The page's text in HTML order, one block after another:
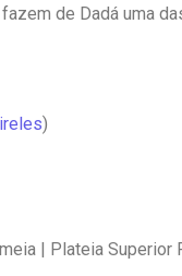
de Dadá uma
)
| Plateia Superior